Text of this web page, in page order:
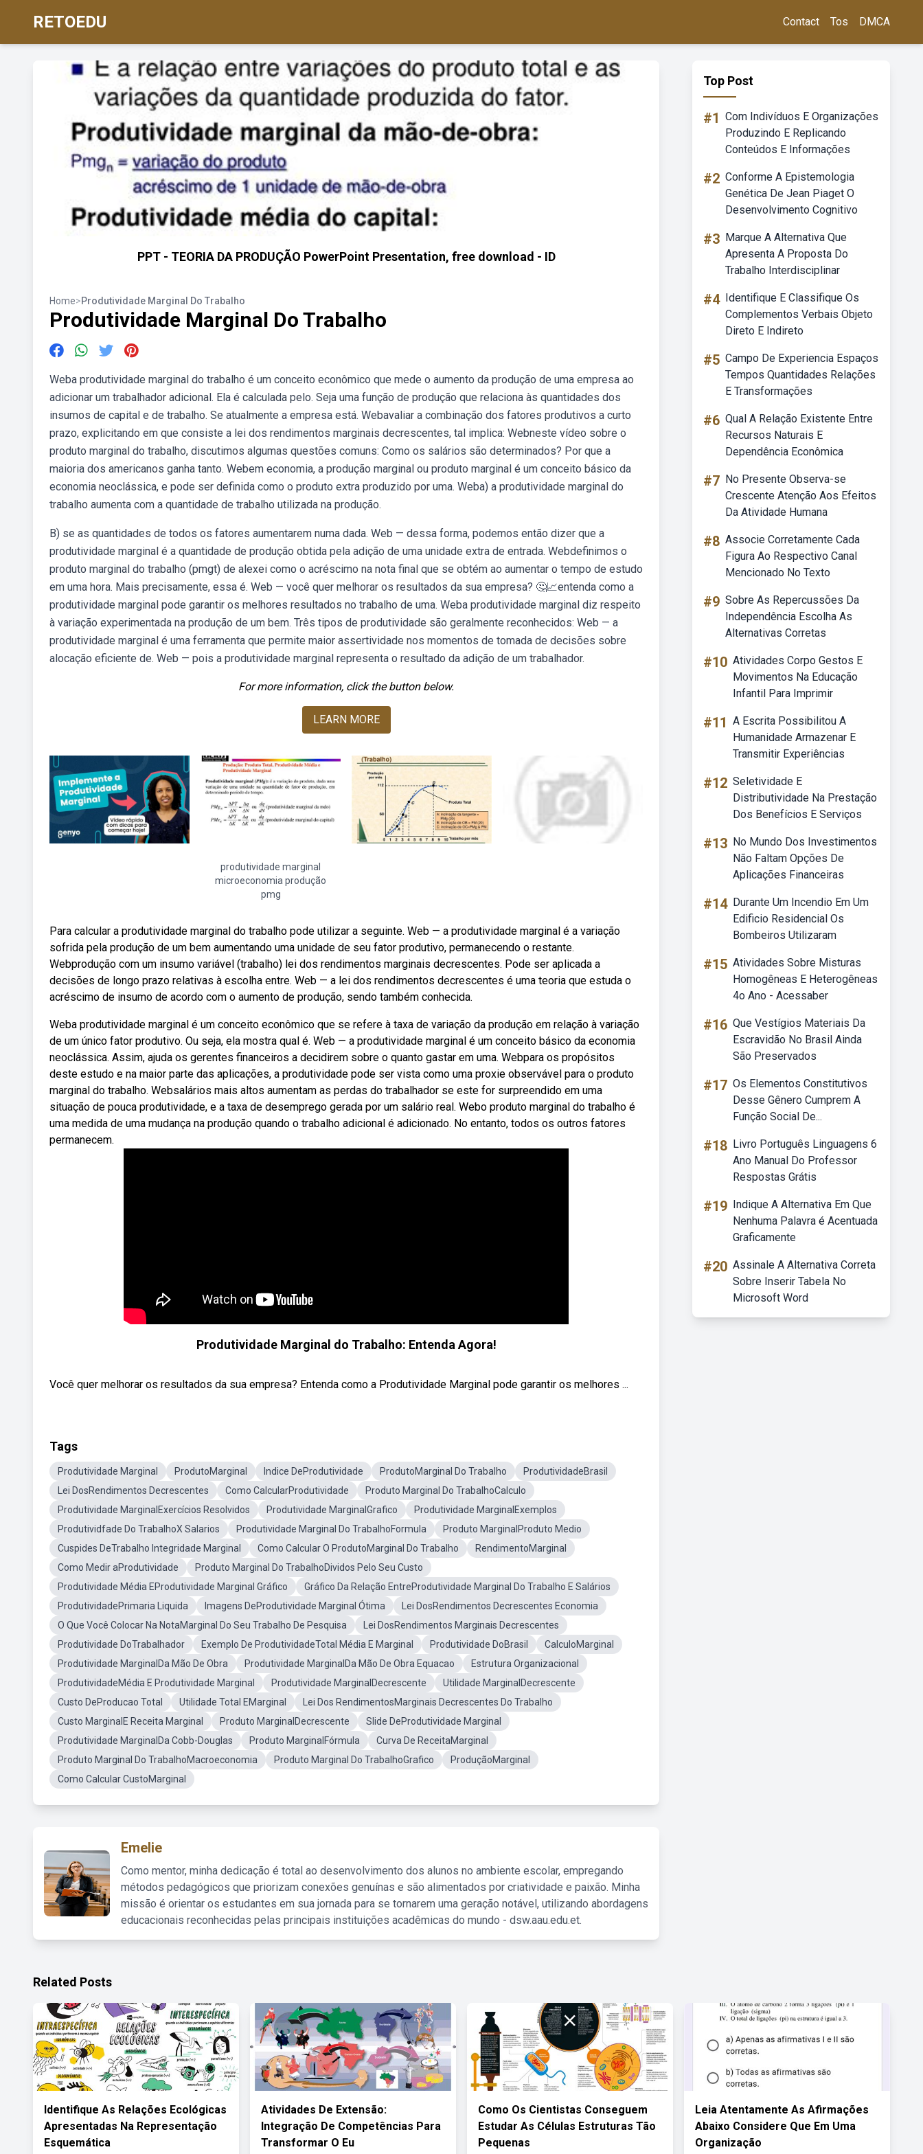
RETOEDU Contact Tos DMCA
PPT - TEORIA DA PRODUÇÃO PowerPoint Presentation, free download - ID
Home>Produtividade Marginal Do Trabalho
Produtividade Marginal Do Trabalho
Weba produtividade marginal do trabalho é um conceito econômico que mede o aumento da produção de uma empresa ao
adicionar um trabalhador adicional. Ela é calculada pelo. Seja uma função de produção que relaciona às quantidades dos
insumos de capital e de trabalho. Se atualmente a empresa está. Webavaliar a combinação dos fatores produtivos a curto
prazo, explicitando em que consiste a lei dos rendimentos marginais decrescentes, tal implica: Webneste vídeo sobre o
produto marginal do trabalho, discutimos algumas questões comuns: Como os salários são determinados? Por que a
maioria dos americanos ganha tanto. Webem economia, a produção marginal ou produto marginal é um conceito básico da
economia neoclássica, e pode ser definida como o produto extra produzido por uma. Weba) a produtividade marginal do
trabalho aumenta com a quantidade de trabalho utilizada na produção.
B) se as quantidades de todos os fatores aumentarem numa dada. Web — dessa forma, podemos então dizer que a
produtividade marginal é a quantidade de produção obtida pela adição de uma unidade extra de entrada. Webdefinimos o
produto marginal do trabalho (pmgt) de alexei como o acréscimo na nota final que se obtém ao aumentar o tempo de estudo
em uma hora. Mais precisamente, essa é. Web — você quer melhorar os resultados da sua empresa? 🤔📈entenda como a
produtividade marginal pode garantir os melhores resultados no trabalho de uma. Weba produtividade marginal diz respeito
à variação experimentada na produção de um bem. Três tipos de produtividade são geralmente reconhecidos: Web — a
produtividade marginal é uma ferramenta que permite maior assertividade nos momentos de tomada de decisões sobre
alocação eficiente de. Web — pois a produtividade marginal representa o resultado da adição de um trabalhador.
For more information, click the button below.
LEARN MORE
produtividade marginal
microeconomia produção
pmg
Para calcular a produtividade marginal do trabalho pode utilizar a seguinte. Web — a produtividade marginal é a variação
sofrida pela produção de um bem aumentando uma unidade de seu fator produtivo, permanecendo o restante.
Webprodução com um insumo variável (trabalho) lei dos rendimentos marginais decrescentes. Pode ser aplicada a
decisões de longo prazo relativas à escolha entre. Web — a lei dos rendimentos decrescentes é uma teoria que estuda o
acréscimo de insumo de acordo com o aumento de produção, sendo também conhecida.
Weba produtividade marginal é um conceito econômico que se refere à taxa de variação da produção em relação à variação
de um único fator produtivo. Ou seja, ela mostra qual é. Web — a produtividade marginal é um conceito básico da economia
neoclássica. Assim, ajuda os gerentes financeiros a decidirem sobre o quanto gastar em uma. Webpara os propósitos
deste estudo e na maior parte das aplicações, a produtividade pode ser vista como uma proxie observável para o produto
marginal do trabalho. Websalários mais altos aumentam as perdas do trabalhador se este for surpreendido em uma
situação de pouca produtividade, e a taxa de desemprego gerada por um salário real. Webo produto marginal do trabalho é
uma medida de uma mudança na produção quando o trabalho adicional é adicionado. No entanto, todos os outros fatores
permanecem.
Produtividade Marginal do Trabalho: Entenda Agora!
Você quer melhorar os resultados da sua empresa? Entenda como a Produtividade Marginal pode garantir os melhores ...
Tags
Produtividade Marginal ProdutoMarginal Indice DeProdutividade ProdutoMarginal Do Trabalho
ProdutividadeBrasil
Lei DosRendimentos Decrescentes
Como CalcularProdutividade
Produto Marginal Do TrabalhoCalculo
Produtividade MarginalExercícios Resolvidos
Produtividade MarginalGrafico
Produtividade MarginalExemplos
Produtividfade Do TrabalhoX Salarios
Produtividade Marginal Do TrabalhoFormula
Produto MarginalProduto Medio
Cuspides DeTrabalho Integridade Marginal
Como Calcular O ProdutoMarginal Do Trabalho
RendimentoMarginal
Como Medir aProdutividade
Produto Marginal Do TrabalhoDividos Pelo Seu Custo
Produtividade Média EProdutividade Marginal Gráfico
Gráfico Da Relação EntreProdutividade Marginal Do Trabalho E Salários
ProdutividadePrimaria Liquida
Imagens DeProdutividade Marginal Ótima
Lei DosRendimentos Decrescentes Economia
O Que Você Colocar Na NotaMarginal Do Seu Trabalho De Pesquisa
Lei DosRendimentos Marginais Decrescentes
Produtividade DoTrabalhador
Exemplo De ProdutividadeTotal Média E Marginal Produtividade DoBrasil
CalculoMarginal
Produtividade MarginalDa Mão De Obra
Produtividade MarginalDa Mão De Obra Equacao
Estrutura Organizacional
ProdutividadeMédia E Produtividade Marginal
Produtividade MarginalDecrescente
Utilidade MarginalDecrescente
Custo DeProducao Total
Utilidade Total EMarginal
Lei Dos RendimentosMarginais Decrescentes Do Trabalho
Custo MarginalE Receita Marginal
Produto MarginalDecrescente
Slide DeProdutividade Marginal
Produtividade MarginalDa Cobb-Douglas
Produto MarginalFórmula
Curva De ReceitaMarginal
Produto Marginal Do TrabalhoMacroeconomia
Produto Marginal Do TrabalhoGrafico
ProduçãoMarginal
Como Calcular CustoMarginal
Emelie
Como mentor, minha dedicação é total ao desenvolvimento dos alunos no ambiente escolar, empregando
métodos pedagógicos que priorizam conexões genuínas e são alimentados por criatividade e paixão. Minha
missão é orientar os estudantes em sua jornada para se tornarem uma geração notável, utilizando abordagens
educacionais reconhecidas pelas principais instituições acadêmicas do mundo - dsw.aau.edu.et.
Top Post
#1 Com Indivíduos E Organizações
Produzindo E Replicando
Conteúdos E Informações
#2 Conforme A Epistemologia
Genética De Jean Piaget O
Desenvolvimento Cognitivo
#3 Marque A Alternativa Que
Apresenta A Proposta Do
Trabalho Interdisciplinar
#4 Identifique E Classifique Os
Complementos Verbais Objeto
Direto E Indireto
#5 Campo De Experiencia Espaços
Tempos Quantidades Relações
E Transformações
#6 Qual A Relação Existente Entre
Recursos Naturais E
Dependência Econômica
#7 No Presente Observa-se
Crescente Atenção Aos Efeitos
Da Atividade Humana
#8 Associe Corretamente Cada
Figura Ao Respectivo Canal
Mencionado No Texto
#9 Sobre As Repercussões Da
Independência Escolha As
Alternativas Corretas
#10 Atividades Corpo Gestos E
Movimentos Na Educação
Infantil Para Imprimir
#11 A Escrita Possibilitou A
Humanidade Armazenar E
Transmitir Experiências
#12 Seletividade E
Distributividade Na Prestação
Dos Benefícios E Serviços
#13 No Mundo Dos Investimentos
Não Faltam Opções De
Aplicações Financeiras
#14 Durante Um Incendio Em Um
Edificio Residencial Os
Bombeiros Utilizaram
#15 Atividades Sobre Misturas
Homogêneas E Heterogêneas
4o Ano - Acessaber
#16 Que Vestígios Materiais Da
Escravidão No Brasil Ainda
São Preservados
#17 Os Elementos Constitutivos
Desse Gênero Cumprem A
Função Social De...
#18 Livro Português Linguagens 6
Ano Manual Do Professor
Respostas Grátis
#19 Indique A Alternativa Em Que
Nenhuma Palavra é Acentuada
Graficamente
#20 Assinale A Alternativa Correta
Sobre Inserir Tabela No
Microsoft Word
Related Posts
Identifique As Relações Ecológicas
Apresentadas Na Representação
Esquemática
Atividades De Extensão:
Integração De Competências Para
Transformar O Eu
Como Os Cientistas Conseguem
Estudar As Células Estruturas Tão
Pequenas
Leia Atentamente As Afirmações
Abaixo Considere Que Em Uma
Organização